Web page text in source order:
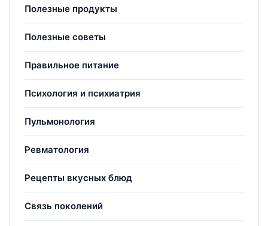
Полезные продукты
Полезные советы
Правильное питание
Психология и психиатрия
Пульмонология
Ревматология
Рецепты вкусных блюд
Связь поколений